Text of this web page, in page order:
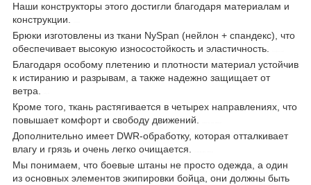
Наши конструкторы этого достигли благодаря материалам и
конструкции.
Брюки изготовлены из ткани NySpan (нейлон + спандекс), что
обеспечивает высокую износостойкость и эластичность.
Благодаря особому плетению и плотности материал устойчив
к истиранию и разрывам, а также надежно защищает от
ветра.
Кроме того, ткань растягивается в четырех направлениях, что
повышает комфорт и свободу движений.
Дополнительно имеет DWR-обработку, которая отталкивает
влагу и грязь и очень легко очищается.
Мы понимаем, что боевые штаны не просто одежда, а один
из основных элементов экипировки бойца, они должны быть